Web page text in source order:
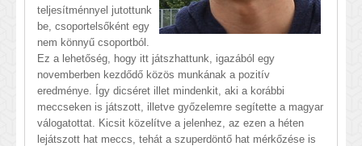
teljesítménnyel jutottunk
be, csoportelsőként egy
nem könnyű csoportból.
Ez a lehetőség, hogy itt játszhattunk, igazából egy
novemberben kezdődő közös munkának a pozitív
eredménye. Így dicséret illet mindenkit, aki a korábbi
meccseken is játszott, illetve győzelemre segítette a magyar
válogatottat. Kicsit közelítve a jelenhez, az ezen a héten
lejátszott hat meccs, tehát a szuperdöntő hat mérkőzése is